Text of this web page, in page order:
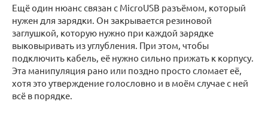
Ещё один нюанс связан с MicroUSB разъёмом, который
нужен для зарядки. Он закрывается резиновой
заглушкой, которую нужно при каждой зарядке
выковыривать из углубления. При этом, чтобы
подключить кабель, её нужно сильно прижать к корпусу.
Эта манипуляция рано или поздно просто сломает её,
хотя это утверждение голословно и в моём случае с ней
всё в порядке.